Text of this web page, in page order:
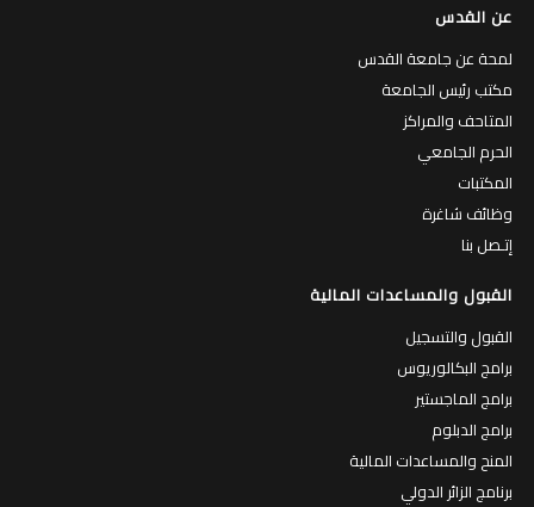
عن القدس
لمحة عن جامعة القدس
مكتب رئيس الجامعة
المتاحف والمراكز
الحرم الجامعي
المكتبات
وظائف شاغرة
إتـصل بنا
القبول والمساعدات المالية
القبول والتسجيل
برامج البكالوريوس
برامج الماجستير
برامج الدبلوم
المنح والمساعدات المالية
برنامج الزائر الدولي